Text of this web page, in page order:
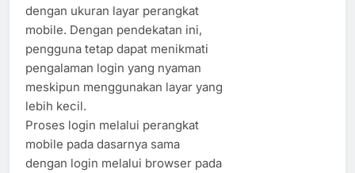
dengan ukuran layar perangkat
mobile. Dengan pendekatan ini,
pengguna tetap dapat menikmati
pengalaman login yang nyaman
meskipun menggunakan layar yang
lebih kecil.
Proses login melalui perangkat
mobile pada dasarnya sama
dengan login melalui browser pada